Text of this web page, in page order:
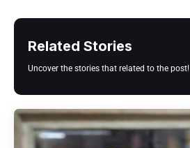
Related Stories
Uncover the stories that related to the post!